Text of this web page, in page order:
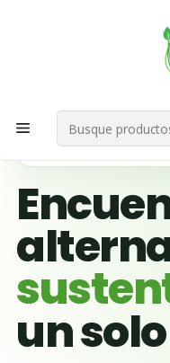
Bienvenid@s a
Ubicación
🌱 BUSCADOR VERDE
un